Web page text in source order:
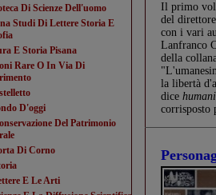
Di Scienze Dell'uomo
Studi Di Lettere Storia E
E Storia Pisana
Rare O In Via Di
D'oggi
Del Patrimonio
Di Corno
E Le Arti
Il primo
del
con i vari
Lanfranco
della
la libertà
dice
corrisposto